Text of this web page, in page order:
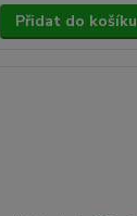
Přidat do košíku